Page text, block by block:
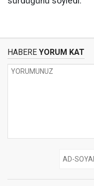
HABERE YORUM KAT